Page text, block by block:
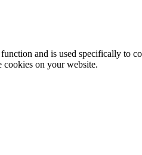
and is used specifically to
cookies on your website.